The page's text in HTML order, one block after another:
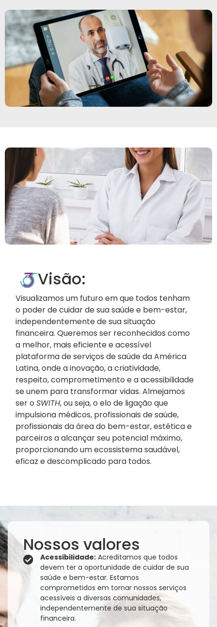
Visão:
Visualizamos um futuro em que todos tenham
o poder de cuidar de sua saúde e bem-estar,
independentemente de sua situação
financeira. Queremos ser reconhecidos como
a melhor, mais eficiente e acessível
plataforma de serviços de saúde da América
Latina, onde a inovação, a criatividade,
respeito, comprometimento e a acessibilidade
se unem para transformar vidas. Almejamos
ser o SWITH, ou seja, o elo de ligação que
impulsiona médicos, profissionais de saúde,
profissionais da área do bem-estar, estética e
parceiros a alcançar seu potencial máximo,
proporcionando um ecossistema saudável,
eficaz e descomplicado para todos.
Nossos valores
Acessibilidade: Acreditamos que todos
devem ter a oportunidade de cuidar de sua
saúde e bem-estar. Estamos
comprometidos em tornar nossos serviços
acessíveis a diversas comunidades,
independentemente de sua situação
financeira.